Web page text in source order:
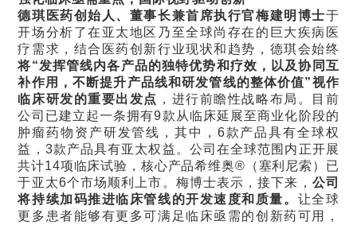
德琪医药创始人、董事长兼首席执行官梅建明博士于
开场分析了在亚太地区乃至全球尚存在的巨大疾病医
疗需求，结合医药创新行业现状和趋势，德琪会始终
将“发挥管线内各产品的独特优势和疗效，以及协同互
补作用，不断提升产品线和研发管线的整体价值”视作
临床研发的重要出发点 ，进行前瞻性战略布局。目前
公司已建立起一条拥有9款从临床延展至商业化阶段的
肿瘤药物资产研发管线，其中，6款产品具有全球权
益，3款产品具有亚太权益。公司在全球范围内正开展
共计14项临床试验，核心产品希维奥®（塞利尼索）已
于亚太6个市场顺利上市。梅博士表示，接下来， 公司
将持续加码推进临床管线的开发速度和质量。 让全球
更多患者能够有更多可满足临床亟需的创新药可用，